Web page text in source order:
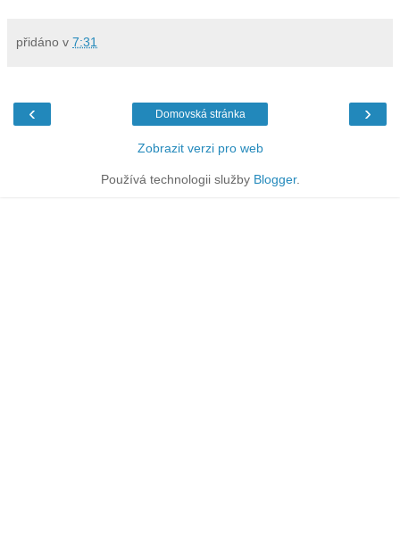
přidáno v 7:31
‹ ›
Domovská stránka
Zobrazit verzi pro web
Používá technologii služby Blogger.